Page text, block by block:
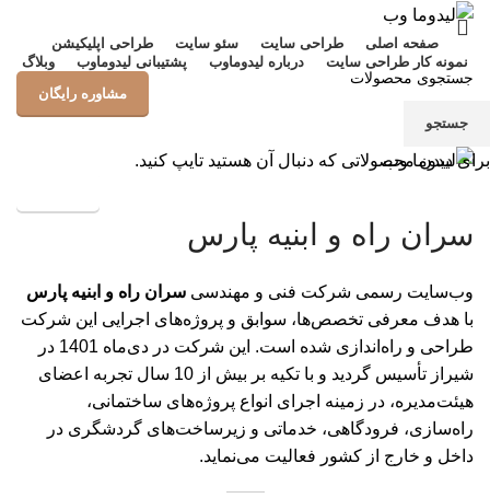
صفحه اصلی طراحی سایت سئو سایت
طراحی اپلیکیشن
نمونه کار طراحی سایت
درباره لیدوماوب پشتیبانی لیدوماوب
وبلاگ
مشاوره رایگان
منو
سران راه و ابنیه پارس
وب‌سایت رسمی شرکت فنی و مهندسی سران راه و ابنیه پارس
با هدف معرفی تخصص‌ها، سوابق و پروژه‌های اجرایی این شرکت
طراحی و راه‌اندازی شده است. این شرکت در دی‌ماه 1401 در
شیراز تأسیس گردید و با تکیه بر بیش از 10 سال تجربه اعضای
هیئت‌مدیره، در زمینه اجرای انواع پروژه‌های ساختمانی،
راه‌سازی، فرودگاهی، خدماتی و زیرساخت‌های گردشگری در
داخل و خارج از کشور فعالیت می‌نماید.
جستجو
برای دیدن محصولاتی که دنبال آن هستید تایپ کنید.